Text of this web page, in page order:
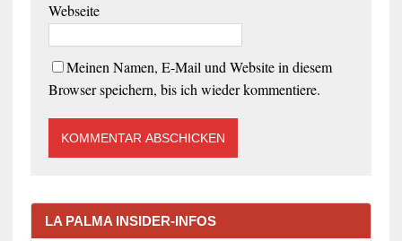
Webseite
Meinen Namen, E-Mail und Website in diesem
Browser speichern, bis ich wieder kommentiere.
LA PALMA INSIDER-INFOS